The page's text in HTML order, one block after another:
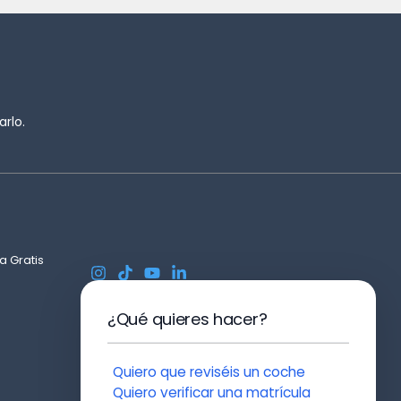
Gratis
¿Qué quieres hacer?
Quiero que reviséis un coche
Quiero verificar una matrícula